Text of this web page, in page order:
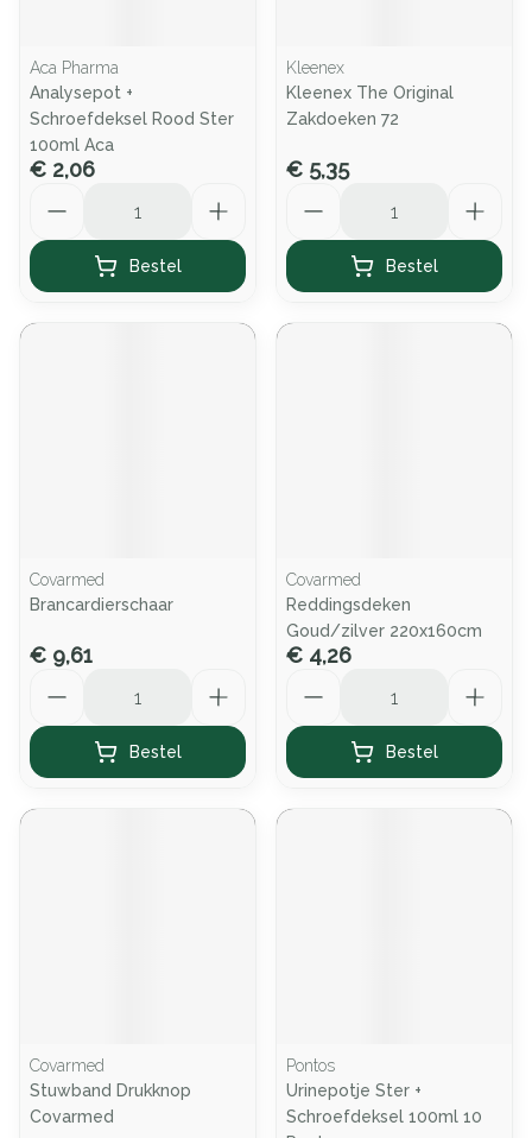
Aca Pharma
Analysepot +
Schroefdeksel Rood Ster
100ml Aca
€ 2,06
Bestel
Kleenex
Kleenex The Original
Zakdoeken 72
€ 5,35
Bestel
Covarmed
Brancardierschaar
€ 9,61
Bestel
Covarmed
Reddingsdeken
Goud/zilver 220x160cm
€ 4,26
Bestel
Covarmed
Stuwband Drukknop
Covarmed
Pontos
Urinepotje Ster +
Schroefdeksel 100ml 10